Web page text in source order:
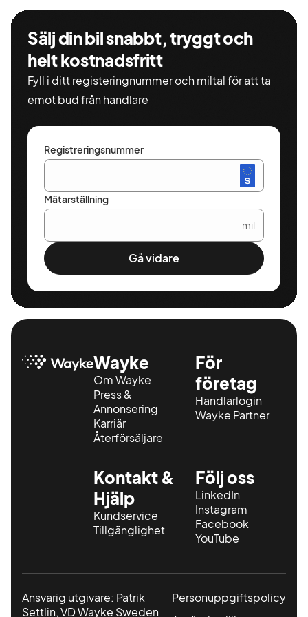
Sälj din bil snabbt, tryggt och
helt kostnadsfritt
Fyll i ditt registeringnummer och miltal för att ta
emot bud från handlare
Registreringsnummer
Mätarställning
mil
Gå vidare
Wayke
Om Wayke
Press &
Annonsering
Karriär
Återförsäljare
För
företag
Handlarlogin
Wayke Partner
Kontakt &
Hjälp
Kundservice
Tillgänglighet
Följ oss
LinkedIn
Instagram
Facebook
YouTube
Ansvarig utgivare: Patrik
Settlin, VD Wayke Sweden
Personuppgiftspolicy